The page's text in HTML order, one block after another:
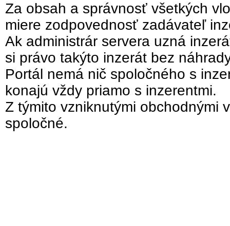
Za obsah a správnosť všetkých
miere zodpovednosť zadávateľ
Ak administrár servera uzná
si právo takýto inzerát bez
Portál nemá nič spoločného s
konajú vždy priamo s inzerentmi.
Z týmito vzniknutými obchodnými
spoločné.